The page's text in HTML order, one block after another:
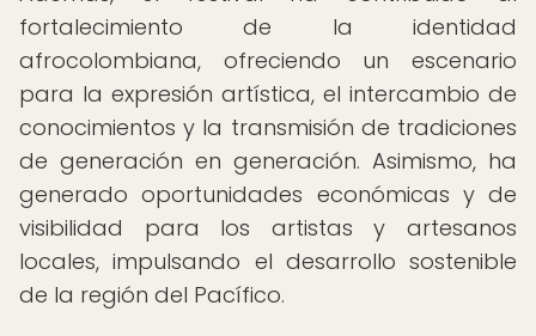
fortalecimiento de la identidad
afrocolombiana, ofreciendo un escenario
para la expresión artística, el intercambio de
conocimientos y la transmisión de tradiciones
de generación en generación. Asimismo, ha
generado oportunidades económicas y de
visibilidad para los artistas y artesanos
locales, impulsando el desarrollo sostenible
de la región del Pacífico.